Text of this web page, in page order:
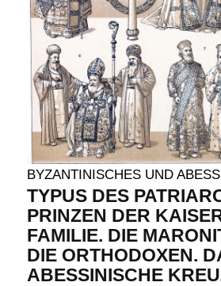
BYZANTINISCHES UND
TYPUS DES
PRINZEN DER
FAMILIE. DIE
DIE ORTHODOXEN.
ABESSINISCHE